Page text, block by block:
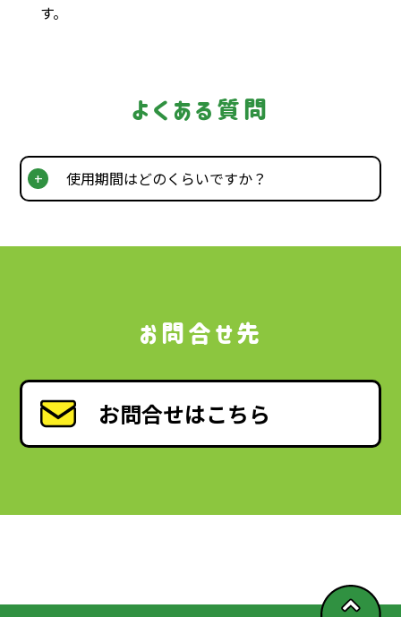
す。
よくある質問
使用期間はどのくらいですか？
お問合せ先
お問合せはこちら